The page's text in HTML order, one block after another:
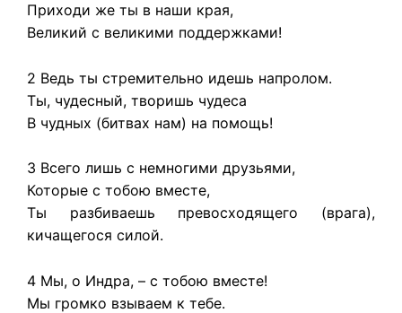
Приходи же ты в наши края,
Великий с великими поддержками!
2 Ведь ты стремительно идешь напролом.
Ты, чудесный, творишь чудеса
В чудных (битвах нам) на помощь!
3 Всего лишь с немногими друзьями,
Которые с тобою вместе,
Ты разбиваешь превосходящего (врага),
кичащегося силой.
4 Мы, о Индра, – с тобою вместе!
Мы громко взываем к тебе.